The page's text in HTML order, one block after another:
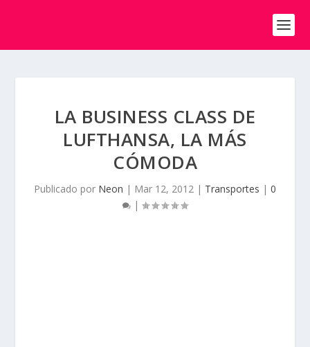
LA BUSINESS CLASS DE
LUFTHANSA, LA MÁS
CÓMODA
Publicado por Neon | Mar 12, 2012 | Transportes | 0
|